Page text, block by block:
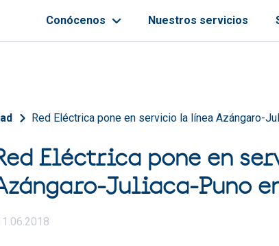
Conócenos Nuestros servicios
de ayuda a la
Red Eléctrica pone en servicio la línea Azángaro-
Eléctrica pone en
Juliaca-Puno